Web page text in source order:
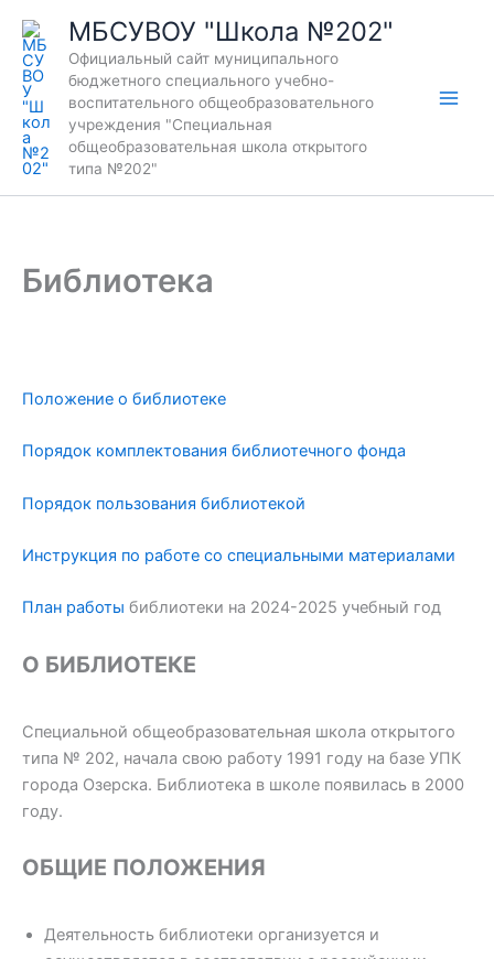
содержимому
МБСУВОУ "Школа №202"
Официальный сайт муниципального
бюджетного специального учебно-
воспитательного общеобразовательного
учреждения "Специальная
общеобразовательная школа открытого
типа №202"
Библиотека
Положение о библиотеке
Порядок комплектования библиотечного фонда
Порядок пользования библиотекой
Инструкция по работе со специальными материалами
План работы библиотеки на 2024-2025 учебный год
О БИБЛИОТЕКЕ
Специальной общеобразовательная школа открытого
типа № 202, начала свою работу 1991 году на базе УПК
города Озерска. Библиотека в школе появилась в 2000
году.
ОБЩИЕ ПОЛОЖЕНИЯ
Деятельность библиотеки организуется и